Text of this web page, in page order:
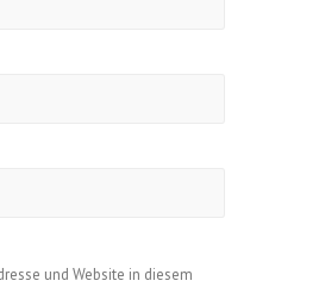
und Website in diesem